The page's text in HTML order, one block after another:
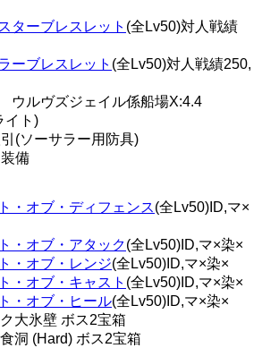
ターブレスレット (全Lv50)対人戦績
ーブレスレット (全Lv50)対人戦績250,
ルヴズジェイル係船場X:4.4
イト)
(ソーサラー用防具)
備
・オブ・ディフェンス(全Lv50)ID,マ×
・オブ・アタック(全Lv50)ID,マ×染×
・オブ・レンジ(全Lv50)ID,マ×染×
・オブ・キャスト (全Lv50)ID,マ×染×
・オブ・ヒール(全Lv50)ID,マ×染×
大氷壁 ボス2宝箱
洞 (Hard) ボス2宝箱